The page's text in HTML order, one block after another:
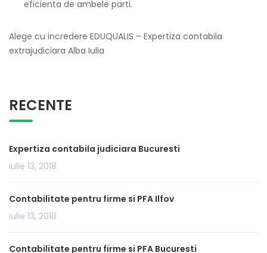
eficienta de ambele parti.
Alege cu incredere EDUQUALIS – Expertiza contabila
extrajudiciara Alba Iulia
RECENTE
Expertiza contabila judiciara Bucuresti
iulie 13, 2018
Contabilitate pentru firme si PFA Ilfov
iulie 13, 2018
Contabilitate pentru firme si PFA Bucuresti